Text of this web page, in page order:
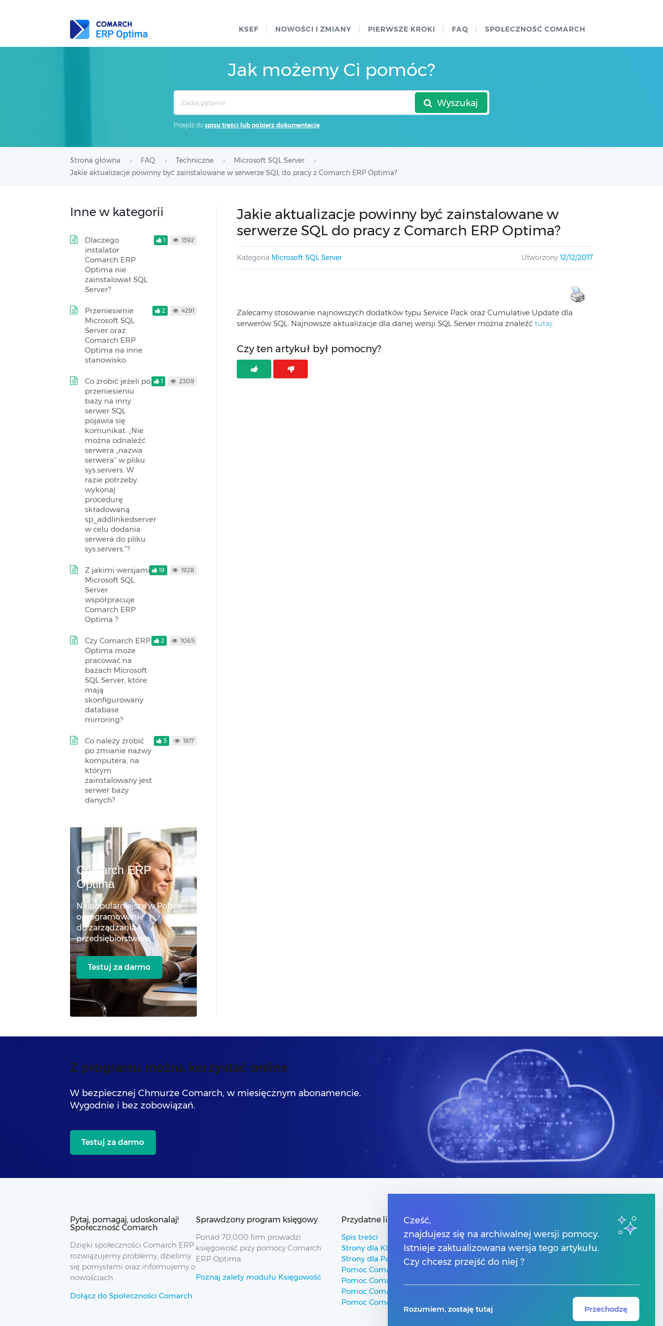
KSEF NOWOŚCI I ZMIANY PIERWSZE KROKI FAQ SPOŁECZNOŚĆ COMARCH
Jak możemy Ci pomóc?
Wyszukaj
Przejdź do spisu treści lub pobierz dokumentację
Strona główna FAQ Techniczne
Microsoft SQL Server
Jakie aktualizacje powinny być zainstalowane w serwerze SQL do pracy z Comarch ERP Optima?
Jakie aktualizacje powinny być zainstalowane w
serwerze SQL do pracy z Comarch ERP Optima?
Kategoria Microsoft SQL Server Utworzony 12/12/2017
Zalecamy stosowanie najnowszych dodatków typu Service Pack oraz Cumulative Update dla
serwerów SQL. Najnowsze aktualizacje dla danej wersji SQL Server można znaleźćtutaj.
Czy ten artykuł był pomocny?
Inne w kategorii
Dlaczego
instalator
Comarch ERP
Optima nie
zainstalował SQL
Server?
1 1392
Przeniesienie
Microsoft SQL
Server oraz
Comarch ERP
Optima na inne
stanowisko.
2 4291
Co zrobić jeżeli po
przeniesieniu
bazy na inny
serwer SQL
pojawia się
komunikat: „Nie
można odnaleźć
serwera „nazwa
serwera” w pliku
sys.servers. W
razie potrzeby
wykonaj
procedurę
składowaną
sp_addlinkedserver
w celu dodania
serwera do pliku
sys.servers.”?
1 2309
Z jakimi wersjami
Microsoft SQL
Server
współpracuje
Comarch ERP
Optima ?
19 1928
Czy Comarch ERP
Optima może
pracować na
bazach Microsoft
SQL Server, które
mają
skonfigurowany
database
mirroring?
2 1065
Co należy zrobić
po zmianie nazwy
komputera, na
którym
zainstalowany jest
serwer bazy
danych?
3 1817
Comarch ERP
Optima
Najpopularniejsze w Polsce
oprogramowanie
do zarządzania
przedsiębiorstwem
Testuj za darmo
Z programu można korzystać online
W bezpiecznej Chmurze Comarch, w miesięcznym abonamencie.
Wygodnie i bez zobowiązań.
Testuj za darmo
Pytaj, pomagaj, udoskonalaj!
Społeczność Comarch
Dzięki społeczności Comarch ERP
rozwiązujemy problemy, dzielimy
się pomysłami oraz informujemy o
nowościach.
Dołącz do Społeczności Comarch
Sprawdzony program księgowy
Ponad 70,000 firm prowadzi
księgowość przy pomocy Comarch
ERP Optima
Poznaj zalety modułu Księgowość
Przydatne linki
Spis treści
Strony dla Klientów
Strony dla Partnerów
Pomoc Comarch ERP
Pomoc Comarch Betterfly
Pomoc Comarch e-Sklep
Pomoc Comarch HRM
Numery telefonów
Znajdź Partnera Comarch
Formularz kontaktowy
Cześć,
znajdujesz się na archiwalnej wersji pomocy.
Istnieje zaktualizowana wersja tego artykułu.
Czy chcesz przejść do niej ?
Rozumiem, zostaję tutaj Przechodzę